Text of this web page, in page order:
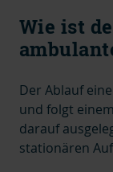
Wie ist
Der Ablauf
und folgt
darauf
stationären